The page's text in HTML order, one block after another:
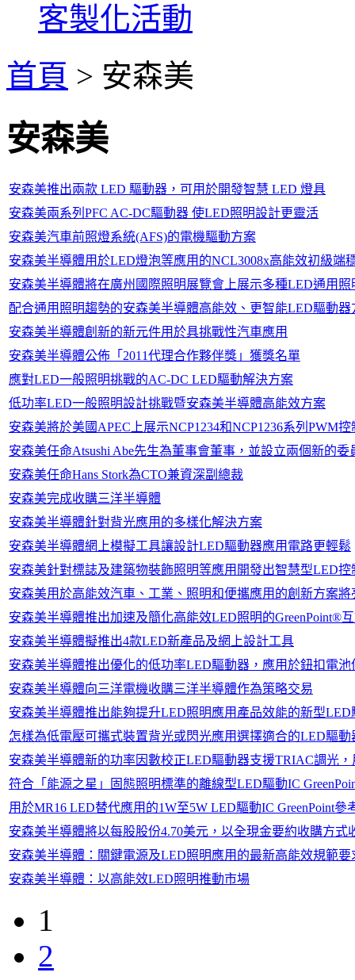
客製化活動
首頁 > 安森美
安森美
安森美推出兩款 LED 驅動器，可用於開發智慧 LED 燈具
安森美兩系列PFC AC-DC驅動器 使LED照明設計更靈活
安森美汽車前照燈系統(AFS)的電機驅動方案
安森美半導體用於LED燈泡等應用的NCL3008x高能效初級端
安森美半導體將在廣州國際照明展覽會上展示多種LED通用照
配合通用照明趨勢的安森美半導體高能效、更智能LED驅動器
安森美半導體創新的新元件用於具挑戰性汽車應用
安森美半導體公佈「2011代理合作夥伴獎」獲獎名單
應對LED一般照明挑戰的AC-DC LED驅動解決方案
低功率LED一般照明設計挑戰暨安森美半導體高能效方案
安森美將於美國APEC上展示NCP1234和NCP1236系列PWM控
安森美任命Atsushi Abe先生為董事會董事，並設立兩個新的委
安森美任命Hans Stork為CTO兼資深副總裁
安森美完成收購三洋半導體
安森美半導體針對背光應用的多樣化解決方案
安森美半導體網上模擬工具讓設計LED驅動器應用電路更輕鬆
安森美針對標誌及建築物裝飾照明等應用開發出智慧型LED控
安森美用於高能效汽車、工業、照明和便攜應用的創新方案將
安森美半導體推出加速及簡化高能效LED照明的GreenPoint®
安森美半導體擬推出4款LED新產品及網上設計工具
安森美半導體推出優化的低功率LED驅動器，應用於鈕扣電池
安森美半導體向三洋電機收購三洋半導體作為策略交易
安森美半導體推出能夠提升LED照明應用產品效能的新型LED
怎樣為低電壓可攜式裝置背光或閃光應用選擇適合的LED驅動
安森美半導體新的功率因數校正LED驅動器支援TRIAC調光
符合「能源之星」固態照明標準的離線型LED驅動IC
用於MR16 LED替代應用的1W至5W LED驅動IC GreenPoint參
安森美半導體將以每股股份4.70美元，以全現金要約收購方式
安森美半導體：關鍵電源及LED照明應用的最新高能效規範
安森美半導體：以高能效LED照明推動市場
1
2